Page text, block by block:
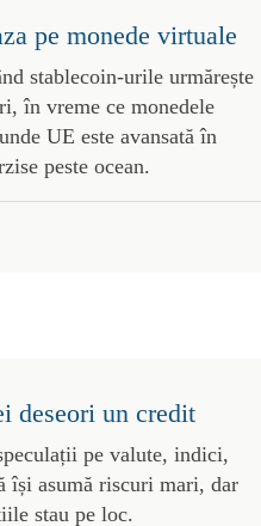
pe monede virtuale
stablecoin-urile urmărește
în vreme ce monedele
UE este avansată în
peste ocean.
deseori un credit
pe valute, indici,
își asumă riscuri mari, dar
stau pe loc.